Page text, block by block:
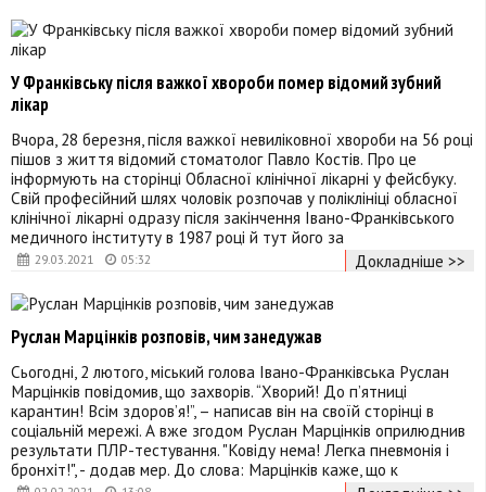
29.03.2021 05:32
У Франківську після важкої хвороби помер відомий зубний
лікар
Вчора, 28 березня, після важкої невиліковної хвороби на 56 році
пішов з життя відомий стоматолог Павло Костів. Про це
інформують на сторінці Обласної клінічної лікарні у фейсбуку.
Свій професійний шлях чоловік розпочав у поліклініці обласної
клінічної лікарні одразу після закінчення Івано-Франківського
медичного інституту в 1987 році й тут його за
Докладніше >>
Руслан Марцінків розповів, чим занедужав
Сьогодні, 2 лютого, міський голова Івано-Франківська Руслан
Марцінків повідомив, що захворів. “Хворий! До п’ятниці
карантин! Всім здоров’я!”, – написав він на своїй сторінці в
соціальній мережі. А вже згодом Руслан Марцінків оприлюднив
результати ПЛР-тестування. "Ковіду нема! Легка пневмонія і
бронхіт!", - додав мер. До слова: Марцінків каже, що к